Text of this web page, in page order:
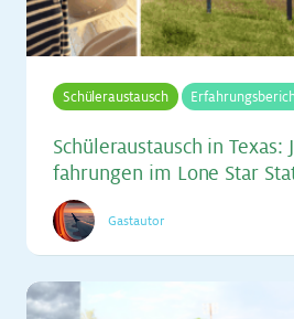
Schüleraustausch
Schü­ler­aus­tausch in Te­xas:
fah­run­gen im Lone Star
Gastautor